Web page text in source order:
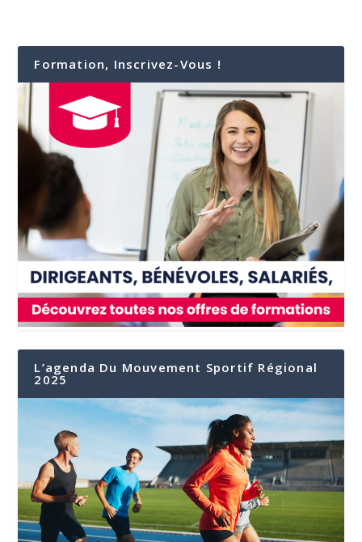
Formation, Inscrivez-Vous !
L’agenda Du Mouvement Sportif Régional
2025